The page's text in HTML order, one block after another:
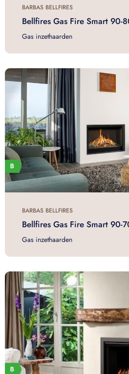
BARBAS BELLFIRES
Bellfires Gas Fire Smart 90-
Gas inzethaarden
BARBAS BELLFIRES
Bellfires Gas Fire Smart 90-
Gas inzethaarden